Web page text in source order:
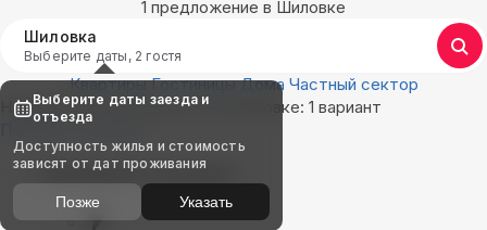
1 предложение в Шиловке
Шиловка
Выберите даты, 2 гостя
Квартиры Гостиницы Дома Частный сектор
Найдём, где остановиться в Шиловке: 1 вариант
Показать на карте
Выбирайте лучшее
Выберите даты заезда и
отъезда
Доступность жилья и стоимость
зависят от дат проживания
Позже Указать